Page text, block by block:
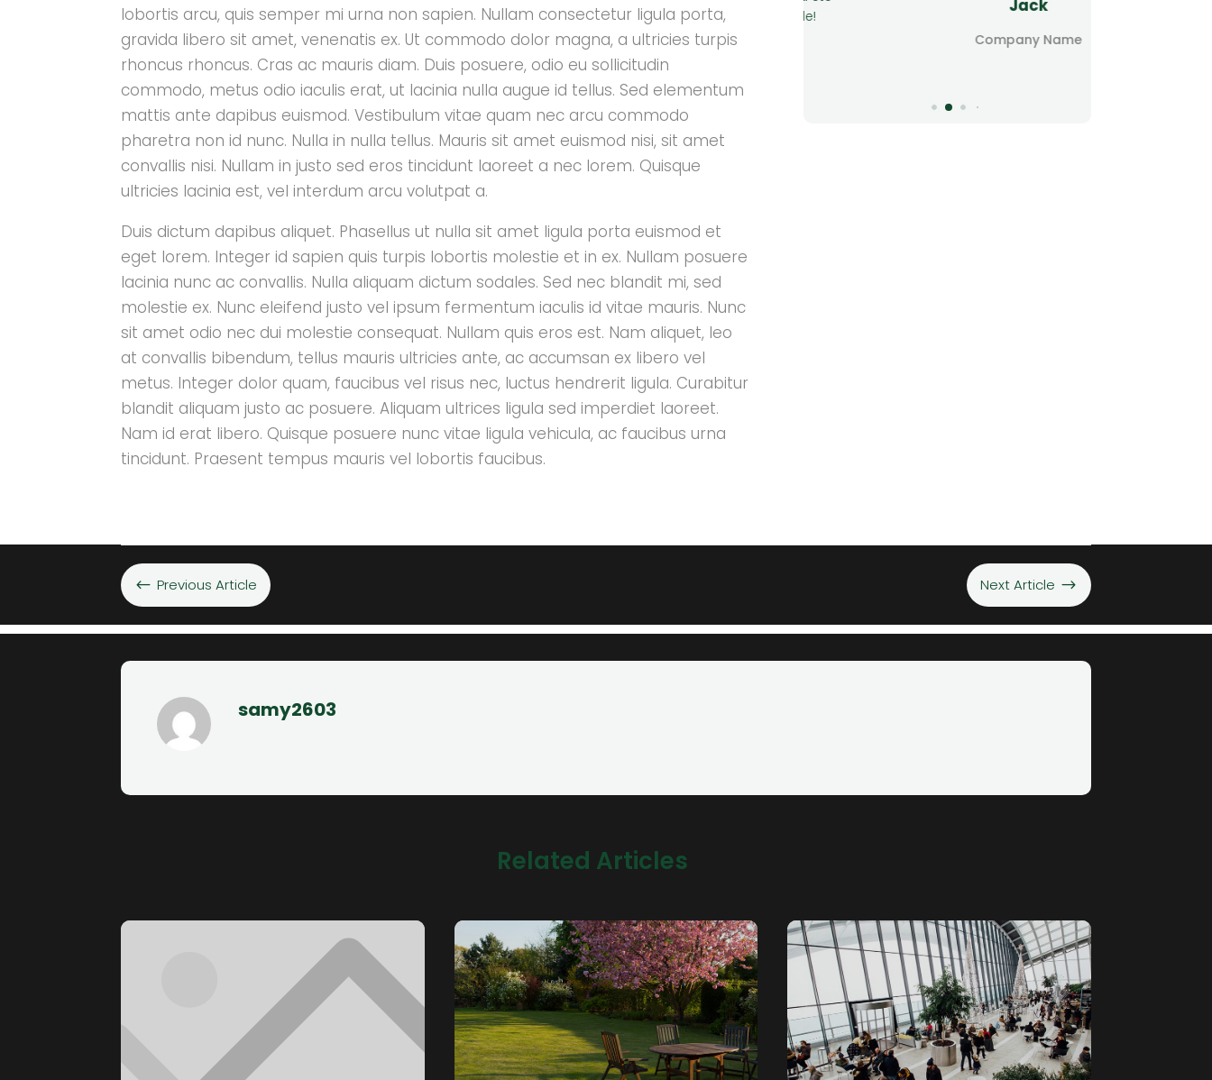
lobortis arcu, quis semper mi urna non sapien. Nullam consectetur ligula porta,
gravida libero sit amet, venenatis ex. Ut commodo dolor magna, a ultricies turpis
rhoncus rhoncus. Cras ac mauris diam. Duis posuere, odio eu sollicitudin
commodo, metus odio iaculis erat, ut lacinia nulla augue id tellus. Sed elementum
mattis ante dapibus euismod. Vestibulum vitae quam nec arcu commodo
pharetra non id nunc. Nulla in nulla tellus. Mauris sit amet euismod nisi, sit amet
convallis nisi. Nullam in justo sed eros tincidunt laoreet a nec lorem. Quisque
ultricies lacinia est, vel interdum arcu volutpat a.
Duis dictum dapibus aliquet. Phasellus ut nulla sit amet ligula porta euismod et
eget lorem. Integer id sapien quis turpis lobortis molestie et in ex. Nullam posuere
lacinia nunc ac convallis. Nulla aliquam dictum sodales. Sed nec blandit mi, sed
molestie ex. Nunc eleifend justo vel ipsum fermentum iaculis id vitae mauris. Nunc
sit amet odio nec dui molestie consequat. Nullam quis eros est. Nam aliquet, leo
at convallis bibendum, tellus mauris ultricies ante, ac accumsan ex libero vel
metus. Integer dolor quam, faucibus vel risus nec, luctus hendrerit ligula. Curabitur
blandit aliquam justo ac posuere. Aliquam ultrices ligula sed imperdiet laoreet.
Nam id erat libero. Quisque posuere nunc vitae ligula vehicula, ac faucibus urna
tincidunt. Praesent tempus mauris vel lobortis faucibus.
Company Name
parfaite. Je recommande!
Ethan Company Name
# Previous Article Next Article $
samy2603
Related Articles